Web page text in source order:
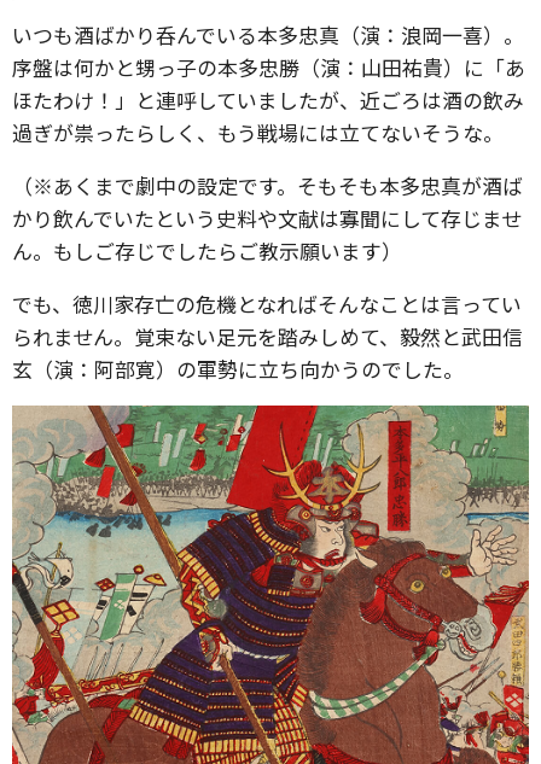
いつも酒ばかり呑んでいる本多忠真（演：浪岡一喜）。
序盤は何かと甥っ子の本多忠勝（演：山田祐貴）に「あ
ほたわけ！」と連呼していましたが、近ごろは酒の飲み
過ぎが祟ったらしく、もう戦場には立てないそうな。
（※あくまで劇中の設定です。そもそも本多忠真が酒ば
かり飲んでいたという史料や文献は寡聞にして存じませ
ん。もしご存じでしたらご教示願います）
でも、徳川家存亡の危機となればそんなことは言ってい
られません。覚束ない足元を踏みしめて、毅然と武田信
玄（演：阿部寛）の軍勢に立ち向かうのでした。